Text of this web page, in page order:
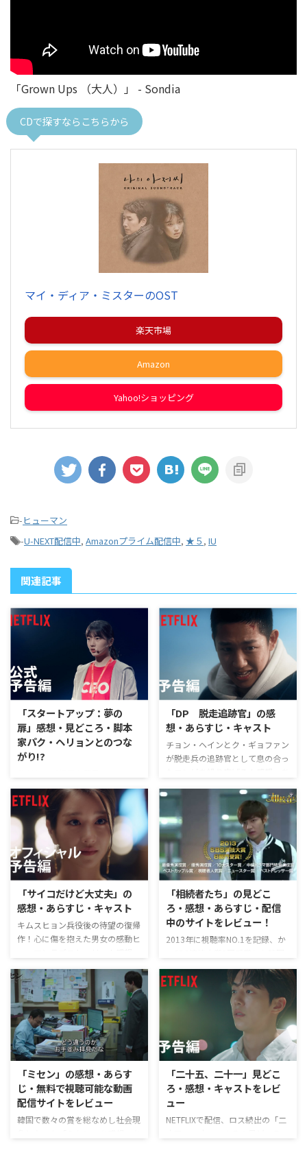
「Grown Ups （大人）」 - Sondia
CDで探すならこちらから
マイ・ディア・ミスターのOST
楽天市場
Amazon
Yahoo!ショッピング
-ヒューマン
-U-NEXT配信中, Amazonプライム配信中, ★５ , IU
関連記事
「スタートアップ：夢の
扉」感想・見どころ・脚本
家パク・ヘリョンとのつな
がり!?
ジする青春ヒューマンドラマ「ス
タートアップ」のちょっと面白い
見どころと感想を紹介していま
す！次におすすめのドラマも合わ
せて！
「DP 脱走追跡官」の感
想・あらすじ・キャスト
チョン・ヘインとク・ギョファン
が脱走兵の追跡官として息の合っ
「サイコだけど大丈夫」の
感想・あらすじ・キャスト
キムスヒョン兵役後の待望の復帰
作！心に傷を抱えた男女の感動ヒ
ます。
「相続者たち」の見どこ
ろ・感想・あらすじ・配信
中のサイトをレビュー！
2013年に視聴率NO.1を記録、か
ドラマ「相続者たち」の見どこ
ろ、感想やあらすじ、無料で視聴
できる配信中の動画サイトなどを
紹介しています。
「ミセン」の感想・あらす
じ・無料で視聴可能な動画
配信サイトをレビュー
韓国で数々の賞を総なめし社会現
「二十五、二十一」見どこ
ろ・感想・キャストをレビ
ュー
NETFLIXで配信、ロス続出の「二